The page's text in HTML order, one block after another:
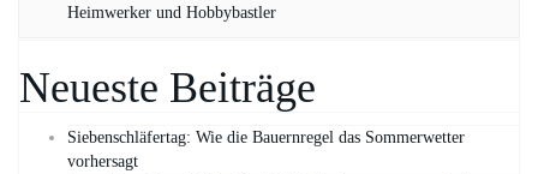
Heimwerker und Hobbybastler
Neueste Beiträge
Siebenschläfertag: Wie die Bauernregel das Sommerwetter
vorhersagt